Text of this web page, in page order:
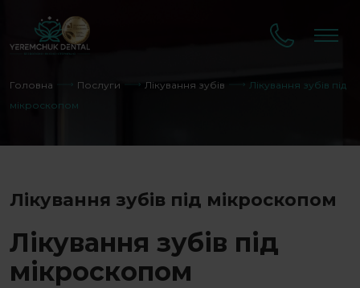
Головна Послуги Лікування зубів
Лікування зубів під
мікроскопом
Лікування зубів під мікроскопом
Лікування зубів під
мікроскопом